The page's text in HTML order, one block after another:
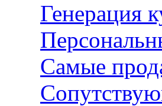
Генерация
Самые